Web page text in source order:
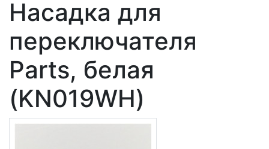
Насадка для
переключателя
Parts, белая
(KN019WH)